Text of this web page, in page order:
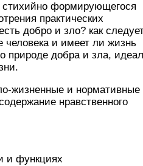
стихийно формирующегося
практических
добро и зло? как
человека и имеет ли жизнь
природе добра и зла,
жизненные и нормативные
нравственного
и функциях